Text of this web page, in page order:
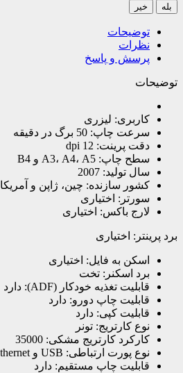
بله خیر
توضیحات
نظرات
پرسش و پاسخ
توضیحات
کاربری: لیزری
سرعت چاپ: 50 برگ در دقیقه
دقت پرینت: 12 dpi
سطح چاپ: A3، A4، A5 و B4
سال تولید: 2007
کشور سازنده: چین، ژاپن و آمریکا
سورتر: اختیاری
لارج باکس: اختیاری
برد پرینتر: اختیاری
اسکن به فایل: اختیاری
برد اسکنر: تخت
قابلیت تغذیه خودکار (ADF): دارد
قابلیت چاپ دورو: دارد
قابلیت کپی: دارد
نوع کارتریج: تونر
کارکرد کارتریج مشکی: 35000
نوع پورت ارتباطی: USB و Ethernet
قابلیت چاپ مستقیم: دارد